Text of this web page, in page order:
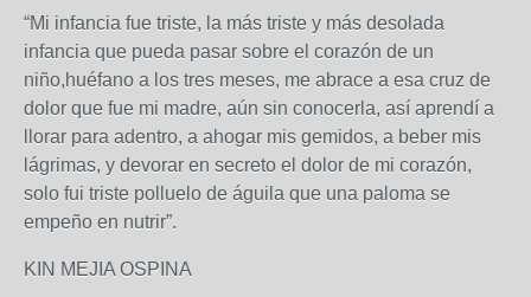
“Mi infancia fue triste, la más triste y más desolada
infancia que pueda pasar sobre el corazón de un
niño,huéfano a los tres meses, me abrace a esa cruz de
dolor que fue mi madre, aún sin conocerla, así aprendí a
llorar para adentro, a ahogar mis gemidos, a beber mis
lágrimas, y devorar en secreto el dolor de mi corazón,
solo fui triste polluelo de águila que una paloma se
empeño en nutrir”.
KIN MEJIA OSPINA